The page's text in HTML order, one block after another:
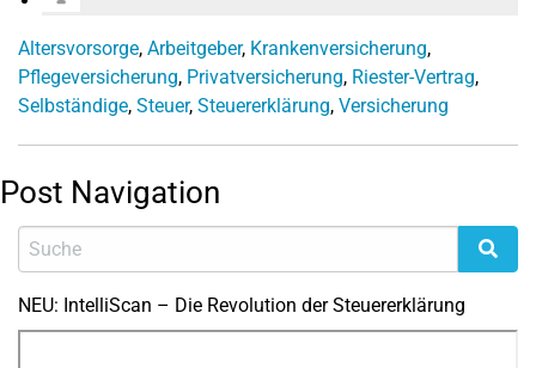
Altersvorsorge, Arbeitgeber, Krankenversicherung,
Pflegeversicherung, Privatversicherung, Riester-Vertrag,
Selbständige, Steuer, Steuererklärung, Versicherung
Post Navigation
NEU: IntelliScan – Die Revolution der Steuererklärung